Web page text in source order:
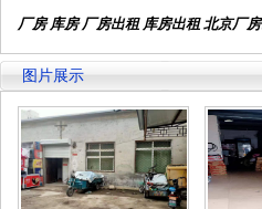
厂房 库房 厂房出租 库房出租 北京厂
图片展示